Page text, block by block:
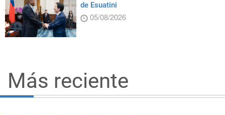
de Esuatini
05/08/2026
Más reciente